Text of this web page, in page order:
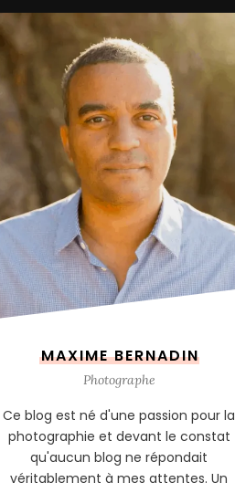
MAXIME BERNADIN
Photographe
Ce blog est né d'une passion pour la
photographie et devant le constat
qu'aucun blog ne répondait
véritablement à mes attentes. Un